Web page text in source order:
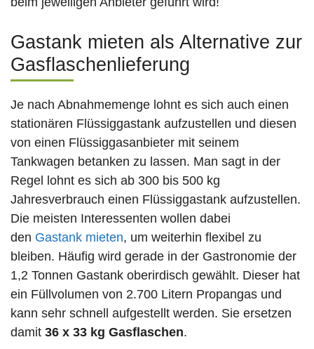
Gastank mieten als Alternative zur
Gasflaschenlieferung
Je nach Abnahmemenge lohnt es sich auch einen
stationären Flüssiggastank aufzustellen und diesen
von einen Flüssiggasanbieter mit seinem
Tankwagen betanken zu lassen. Man sagt in der
Regel lohnt es sich ab 300 bis 500 kg
Jahresverbrauch einen Flüssiggastank aufzustellen.
Die meisten Interessenten wollen dabei
den Gastank mieten, um weiterhin flexibel zu
bleiben. Häufig wird gerade in der Gastronomie der
1,2 Tonnen Gastank oberirdisch gewählt. Dieser hat
ein Füllvolumen von 2.700 Litern Propangas und
kann sehr schnell aufgestellt werden. Sie ersetzen
damit 36 x 33 kg Gasflaschen.